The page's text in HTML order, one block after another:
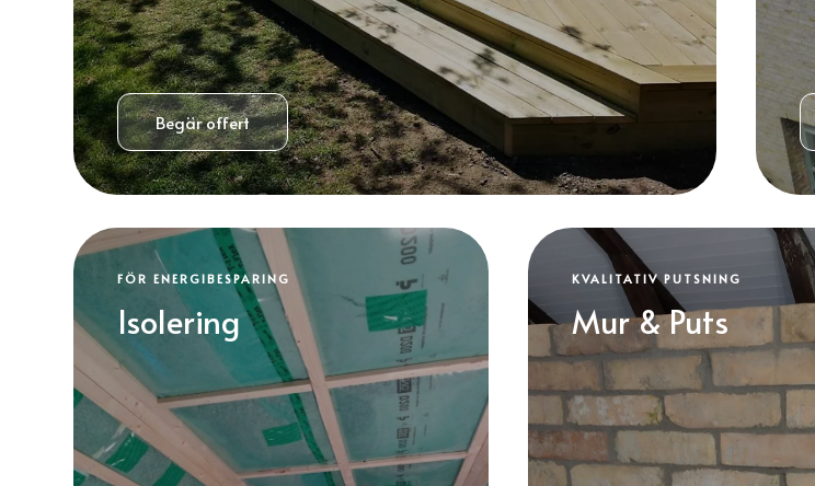
Begär offert
FÖR ENERGIBESPARING
Isolering
KVALITATIV PUTSNING
Mur & Puts